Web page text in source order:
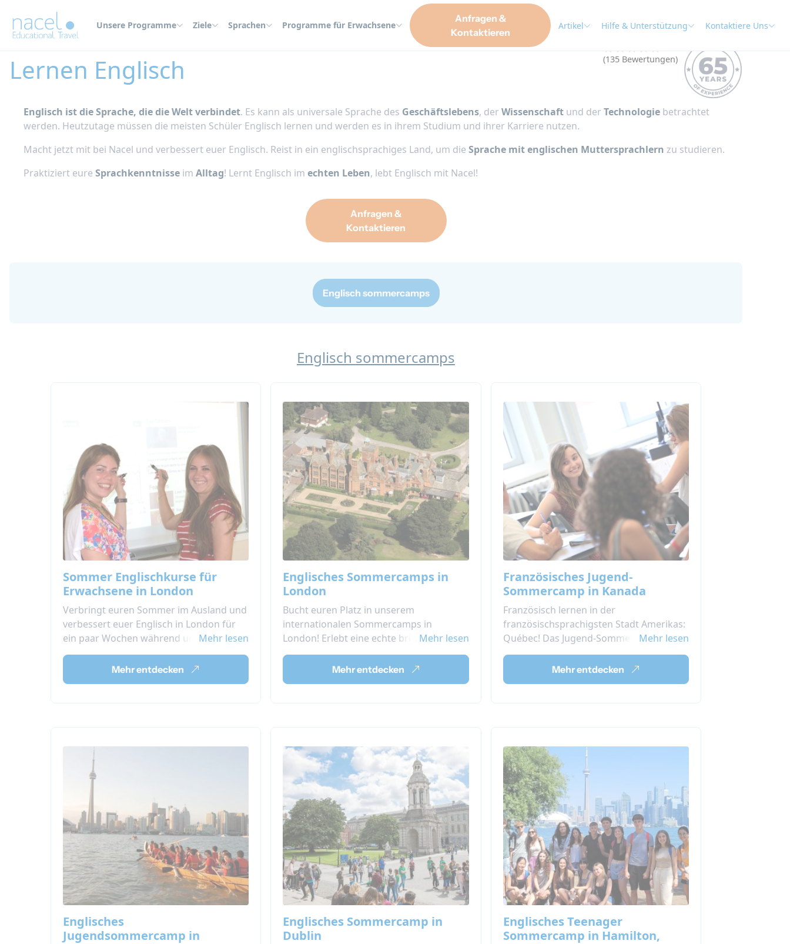
Unsere Programme Ziele Sprachen Programme für Erwachsene
Anfragen &
Kontaktieren
Artikel Hilfe & Unterstützung Kontaktiere Uns
★★★★★4.9
(135 Bewertungen)
Lernen Englisch
Englisch ist die Sprache, die die Welt verbindet. Es kann als universale Sprache des Geschäftslebens, der Wissenschaft und der Technologie betrachtet
werden. Heutzutage müssen die meisten Schüler Englisch lernen und werden es in ihrem Studium und ihrer Karriere nutzen.
Macht jetzt mit bei Nacel und verbessert euer Englisch. Reist in ein englischsprachiges Land, um die Sprache mit englischen Muttersprachlern zu studieren.
Praktiziert eure Sprachkenntnisse im Alltag! Lernt Englisch im echten Leben, lebt Englisch mit Nacel!
Anfragen &
Kontaktieren
Englisch sommercamps
Englisch sommercamps
Sommer Englischkurse für
Erwachsene in London
Verbringt euren Sommer im Ausland und
verbessert euer Englisch in London für
ein paar Wochen während unserer
Sommer-Englischkurse für Jugendliche in
Dieser Sommerkurs in England bietet
Mehr lesen
Mehr entdecken
Englisches Sommercamps in
London
Bucht euren Platz in unserem
internationalen Sommercamps in
London! Erlebt eine echte britische
Internatserfahrung während eures
nächsten Sommers.
Ihr verbessert euer Englisch durch den
internationalen Freunden!
Mehr lesen
Mehr entdecken
Französisches Jugend-
Sommercamp in Kanada
Französisch lernen in der
französischsprachigsten Stadt Amerikas:
Québec! Das Jugend-Sommercamp in
Kanada beinhaltet Französischunterricht
sowie spaßige und attraktive
Nachmittagsaktivitäten und Ausflüge mit
Mehr lesen
Mehr entdecken
Englisches
Jugendsommercamp in
Englisches Sommercamp in
Dublin
Englisches Teenager
Sommercamp in Hamilton,